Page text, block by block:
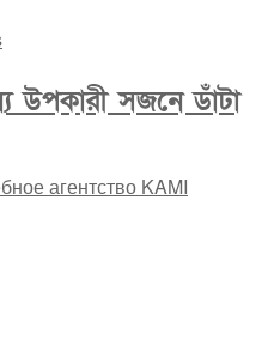
উপকারী সজনে ডাঁটা
агентство KAMI